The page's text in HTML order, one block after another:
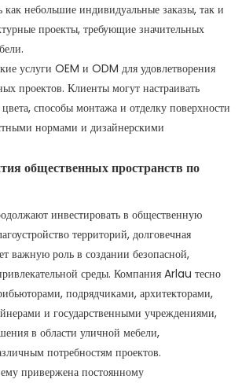
небольшие индивидуальные заказы, так и
проекты, требующие значительных
услуги OEM и ODM для удовлетворения
проектов. Клиенты могут настраивать
способы монтажа и отделку поверхности
нормами и дизайнерскими
общественных пространств по
инвестировать в общественную
территорий, долговечная
важную роль в создании безопасной,
среды. Компания Arlau тесно
подрядчиками, архитекторами,
и государственными учреждениями,
в области уличной мебели,
потребностям проектов.
привержена постоянному